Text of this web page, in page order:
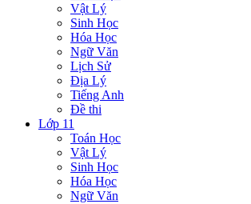
Vật Lý
Sinh Học
Hóa Học
Ngữ Văn
Lịch Sử
Địa Lý
Tiếng Anh
Đề thi
Lớp 11
Toán Học
Vật Lý
Sinh Học
Hóa Học
Ngữ Văn